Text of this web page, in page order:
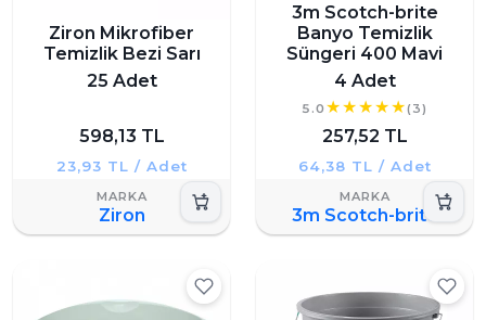
Ziron Mikrofiber
Temizlik Bezi Sarı
25 Adet
598,13 TL
23,93 TL / Adet
Ziron
3m Scotch-brite
Banyo Temizlik
Süngeri 400 Mavi
4 Adet
5.0 (3)
257,52 TL
64,38 TL / Adet
3m Scotch-brite